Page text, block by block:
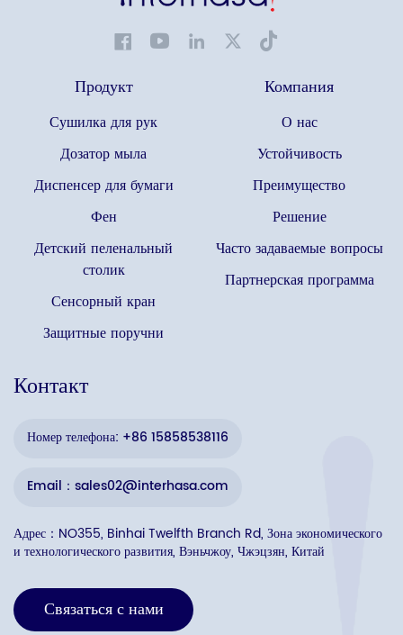
Продукт
Сушилка для рук
Дозатор мыла
Диспенсер для бумаги
Фен
Детский пеленальный
столик
Сенсорный кран
Защитные поручни
Компания
О нас
Устойчивость
Преимущество
Решение
Часто задаваемые вопросы
Партнерская программа
Контакт
Номер телефона: +86 15858538116
Email：sales02@interhasa.com
Адрес：NO355, Binhai Twelfth Branch Rd, Зона экономического
и технологического развития, Вэньчжоу, Чжэцзян, Китай
Связаться с нами